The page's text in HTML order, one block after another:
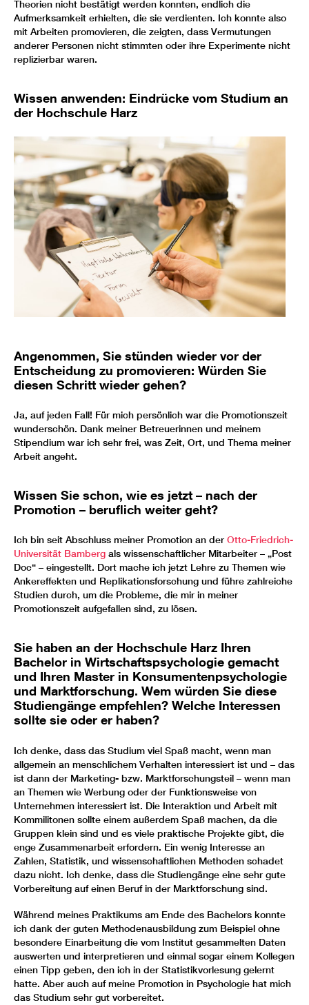
Theorien nicht bestätigt werden konnten, endlich die
Aufmerksamkeit erhielten, die sie verdienten. Ich konnte also
mit Arbeiten promovieren, die zeigten, dass Vermutungen
anderer Personen nicht stimmten oder ihre Experimente nicht
replizierbar waren.
Wissen anwenden: Eindrücke vom Studium an
der Hochschule Harz
Angenommen, Sie stünden wieder vor der
Entscheidung zu promovieren: Würden Sie
diesen Schritt wieder gehen?
Ja, auf jeden Fall! Für mich persönlich war die Promotionszeit
wunderschön. Dank meiner Betreuerinnen und meinem
Stipendium war ich sehr frei, was Zeit, Ort, und Thema meiner
Arbeit angeht.
Wissen Sie schon, wie es jetzt – nach der
Promotion – beruflich weiter geht?
Ich bin seit Abschluss meiner Promotion an der Otto-Friedrich-
Universität Bamberg als wissenschaftlicher Mitarbeiter – „Post
Doc“ – eingestellt. Dort mache ich jetzt Lehre zu Themen wie
Ankereffekten und Replikationsforschung und führe zahlreiche
Studien durch, um die Probleme, die mir in meiner
Promotionszeit aufgefallen sind, zu lösen.
Sie haben an der Hochschule Harz Ihren
Bachelor in Wirtschaftspsychologie gemacht
und Ihren Master in Konsumentenpsychologie
und Marktforschung. Wem würden Sie diese
Studiengänge empfehlen? Welche Interessen
sollte sie oder er haben?
Ich denke, dass das Studium viel Spaß macht, wenn man
allgemein an menschlichem Verhalten interessiert ist und – das
ist dann der Marketing- bzw. Marktforschungsteil – wenn man
an Themen wie Werbung oder der Funktionsweise von
Unternehmen interessiert ist. Die Interaktion und Arbeit mit
Kommilitonen sollte einem außerdem Spaß machen, da die
Gruppen klein sind und es viele praktische Projekte gibt, die
enge Zusammenarbeit erfordern. Ein wenig Interesse an
Zahlen, Statistik, und wissenschaftlichen Methoden schadet
dazu nicht. Ich denke, dass die Studiengänge eine sehr gute
Vorbereitung auf einen Beruf in der Marktforschung sind.
Während meines Praktikums am Ende des Bachelors konnte
ich dank der guten Methodenausbildung zum Beispiel ohne
besondere Einarbeitung die vom Institut gesammelten Daten
auswerten und interpretieren und einmal sogar einem Kollegen
einen Tipp geben, den ich in der Statistikvorlesung gelernt
hatte. Aber auch auf meine Promotion in Psychologie hat mich
das Studium sehr gut vorbereitet.